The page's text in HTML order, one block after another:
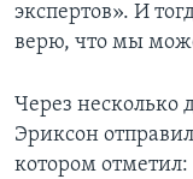
экспертов». И
верю, что мы
Через несколько
Эриксон
котором